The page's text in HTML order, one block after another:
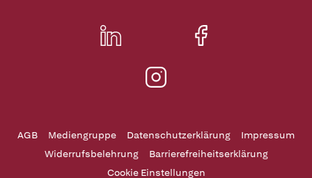
AGB Mediengruppe Datenschutzerklärung
Impressum
Widerrufsbelehrung
Barrierefreiheitserklärung
Cookie Einstellungen